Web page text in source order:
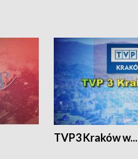
TVP3 Kraków w...